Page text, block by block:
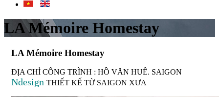
LA Mémoire Homestay
LA Mémoire Homestay
ĐỊA CHỈ CÔNG TRÌNH : HỒ VĂN HUÊ. SAIGON
Ndesign THIẾT KẾ TỪ SAIGON XƯA